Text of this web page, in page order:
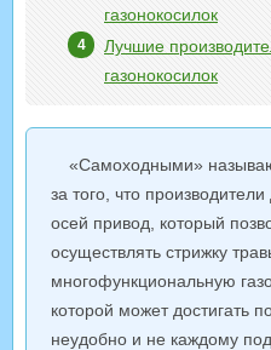
газонокосилок
Лучшие
газонокосилок
«Самоходными»
за того, что
осей привод, который
осуществлять стрижку
многофункциональную
которой может достигать
неудобно и не каждому